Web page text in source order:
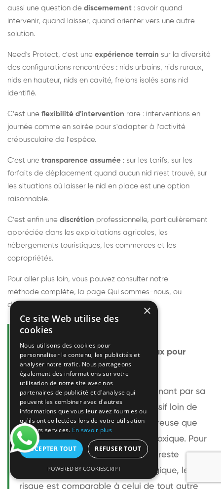
aussi une question de discernement : savoir quand
intervenir, quand laisser, quand orienter vers une autre
solution.
Need's Protect, c'est une expérience terrain sur la diversité
des configurations rencontrées : nids urbains, nids ruraux,
nids en hauteur, nids en cavité, frelons isolés sans nid
identifié.
C'est une flexibilité d'intervention rare : interventions en
journée comme en soirée pour s'adapter à l'activité
crépusculaire de l'espèce.
C'est une transparence assumée : sur les tarifs, sur les
forfaits de déplacement quand aucun nid n'est trouvé, sur
les situations où laisser le nid en place est une option
raisonnable.
C'est enfin une discrétion professionnelle, particulièrement
appréciée dans les exploitations agricoles, les
hébergements touristiques, les commerces et les
copropriétés.
Pour aller plus loin, vous pouvez consulter notre
méthode complète, la page Qui sommes-nous, ou
découvrir
Questions fréquentes
Le frelon européen est-il dangereux pour
l'homme ?
Le frelon européen est impressionnant par sa
taille mais relativement peu agressif loin de
son nid. Sa piqûre est plus douloureuse que
celle d'une guêpe sans être plus toxique. Pour
une personne non allergique, elle reste
bénigne. Pour une personne allergique, le
risque est comparable à celui de tout autre
×
Ce site Web utilise des
cookies
Nous utilisons des cookies pour
personnaliser le contenu, les publicités et
analyser notre trafic. Nous partageons
également des informations sur votre
utilisation de notre site avec nos
partenaires de publicité et d'analyse qui
peuvent les combiner avec d'autres
informations que vous leur avez fournies ou
qu'ils ont collectées lors de votre utilisation
de leurs services. En savoir plus
ACCEPTER TOUT REFUSER TOUT
POWERED BY COOKIESCRIPT